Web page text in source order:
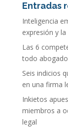
Entradas
Inteligencia
expresión y
Las 6
todo abogado
Seis indicios
en una firma
Inkietos
miembros a
legal